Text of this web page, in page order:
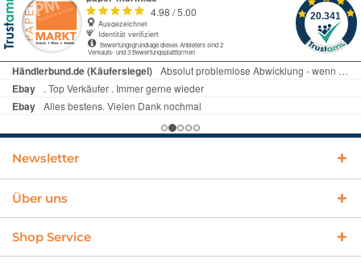
Newsletter
Über uns
Shop Service